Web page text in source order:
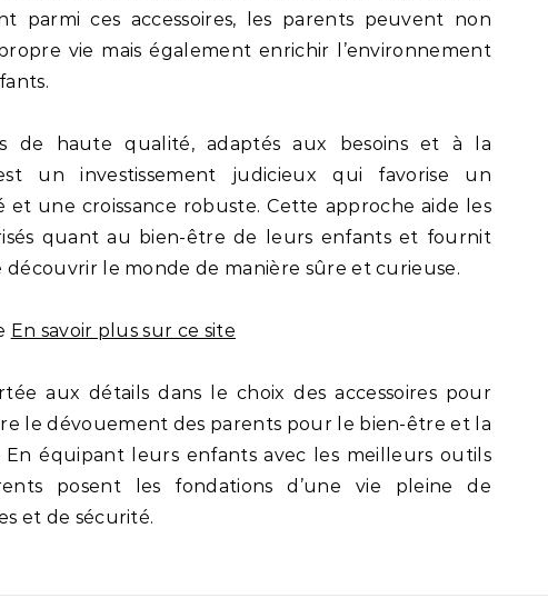
parmi ces accessoires, les parents peuvent non
vie mais également enrichir l’environnement
de haute qualité, adaptés aux besoins et à la
un investissement judicieux qui favorise un
une croissance robuste. Cette approche aide les
quant au bien-être de leurs enfants et fournit
découvrir le monde de manière sûre et curieuse.
En savoir plus sur ce site
aux détails dans le choix des accessoires pour
le dévouement des parents pour le bien-être et la
équipant leurs enfants avec les meilleurs outils
posent les fondations d’une vie pleine de
et de sécurité.